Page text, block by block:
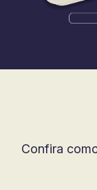
Confira